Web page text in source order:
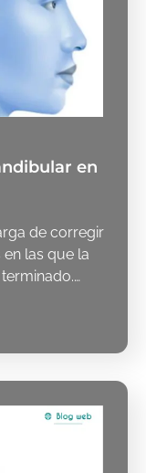
en
de corregir
las que la